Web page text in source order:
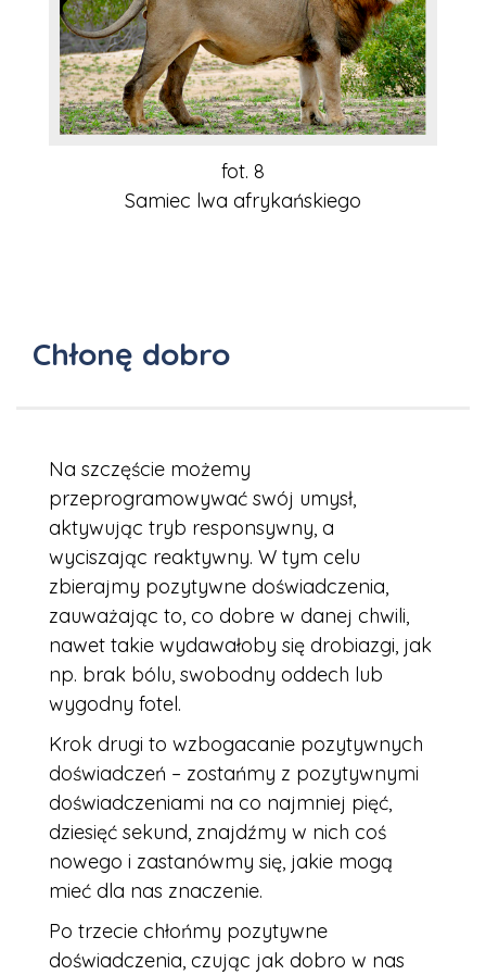
fot. 8
Samiec lwa afrykańskiego
Chłonę dobro
Na szczęście możemy
przeprogramowywać swój umysł,
aktywując tryb responsywny, a
wyciszając reaktywny. W tym celu
zbierajmy pozytywne doświadczenia,
zauważając to, co dobre w danej chwili,
nawet takie wydawałoby się drobiazgi, jak
np. brak bólu, swobodny oddech lub
wygodny fotel.
Krok drugi to wzbogacanie pozytywnych
doświadczeń – zostańmy z pozytywnymi
doświadczeniami na co najmniej pięć,
dziesięć sekund, znajdźmy w nich coś
nowego i zastanówmy się, jakie mogą
mieć dla nas znaczenie.
Po trzecie chłońmy pozytywne
doświadczenia, czując jak dobro w nas